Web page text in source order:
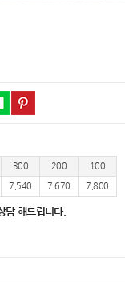
300 200
100
7,540 7,670 7,800
담 해드립니다.